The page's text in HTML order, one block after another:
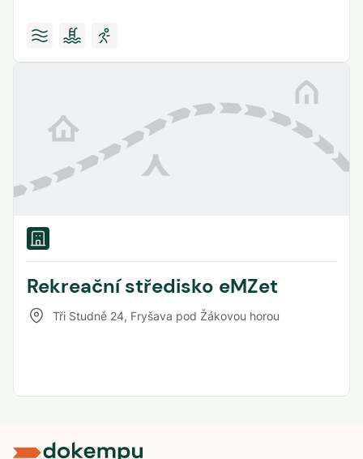
Rekreační středisko eMZet
Tři Studně 24, Fryšava pod Žákovou horou